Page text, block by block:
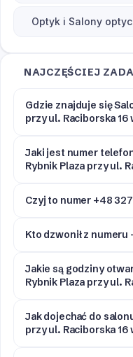
Optyk i Salony
NAJCZĘŚCIEJ
Gdzie znajduje się
przy ul. Raciborska 16
Jaki jest numer
Rybnik Plaza przy ul.
Czyj to numer +48
Kto dzwonił z numeru
Jakie są godziny
Rybnik Plaza przy ul.
Jak dojechać do
przy ul. Raciborska 16